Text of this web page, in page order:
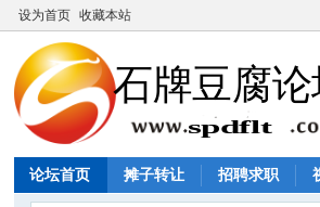
设为首页 收藏本站
论坛首页 摊子转让 招聘求职